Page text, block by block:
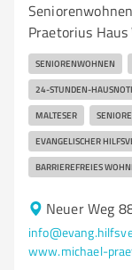
Praetorius
SENIORENWOHNEN
24-STUNDEN-
MALTESER
EVANGELISCHER
BARRIEREFREIES
Neuer Weg
www.michael-